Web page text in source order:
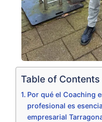
Table of Contents
Por qué el Coaching
profesional es
empresarial